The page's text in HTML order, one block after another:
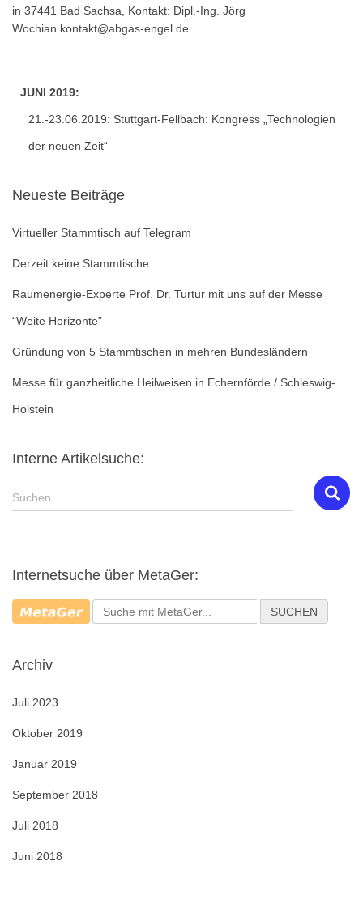
in 37441 Bad Sachsa, Kontakt: Dipl.-Ing. Jörg
Wochian kontakt@abgas-engel.de
JUNI 2019:
21.-23.06.2019: Stuttgart-Fellbach: Kongress „Technologien
der neuen Zeit“
Neueste Beiträge
Virtueller Stammtisch auf Telegram
Derzeit keine Stammtische
Raumenergie-Experte Prof. Dr. Turtur mit uns auf der Messe
“Weite Horizonte”
Gründung von 5 Stammtischen in mehren Bundesländern
Messe für ganzheitliche Heilweisen in Echernförde / Schleswig-
Holstein
Interne Artikelsuche:
S
u
n
n
:
Suchen …
Internetsuche über MetaGer:
SUCHEN
Archiv
Juli 2023
Oktober 2019
Januar 2019
September 2018
Juli 2018
Juni 2018